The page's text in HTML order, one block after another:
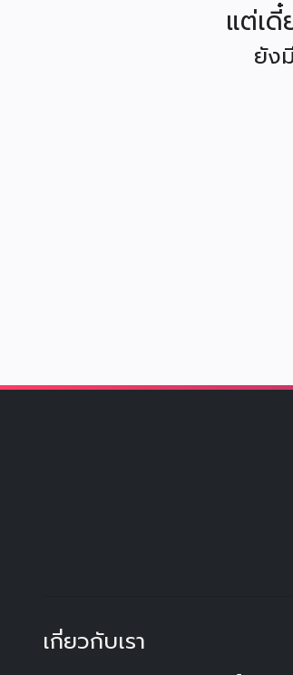
แต่เดี๋
ยัง
เกี่ยวกับเรา